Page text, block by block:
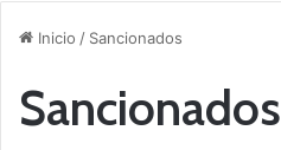
Inicio / Sancionados
Sancionados